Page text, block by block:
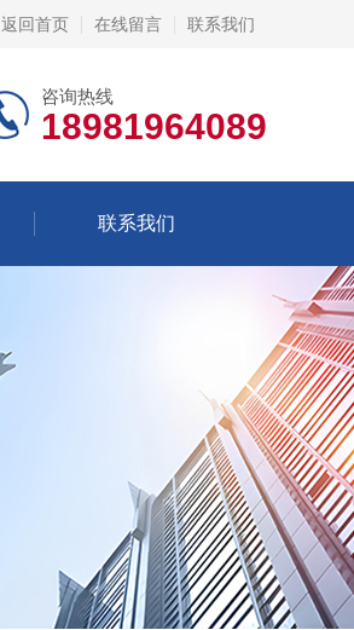
返回首页 在线留言 联系我们
咨询热线
18981964089
联系我们